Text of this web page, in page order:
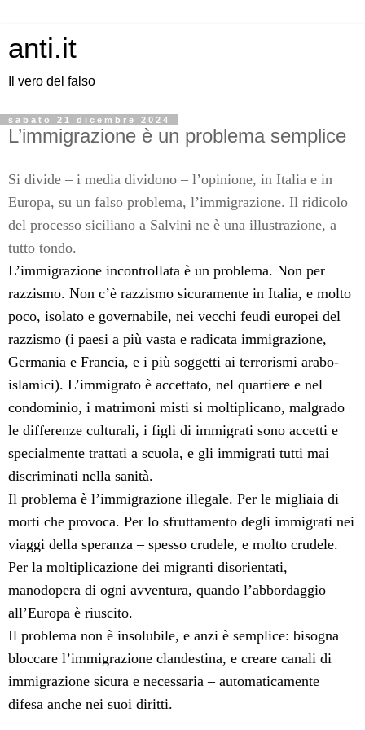
anti.it
Il vero del falso
sabato 21 dicembre 2024
L’immigrazione è un problema semplice
Si divide – i media dividono – l’opinione, in Italia e in
Europa, su un falso problema, l’immigrazione. Il ridicolo
del processo siciliano a Salvini ne è una illustrazione, a
tutto tondo.
L’immigrazione incontrollata è un problema. Non per
razzismo. Non c’è razzismo sicuramente in Italia, e molto
poco, isolato e governabile, nei vecchi feudi europei del
razzismo (i paesi a più vasta e radicata immigrazione,
Germania e Francia, e i più soggetti ai terrorismi arabo-
islamici). L’immigrato è accettato, nel quartiere e nel
condominio, i matrimoni misti si moltiplicano, malgrado
le differenze culturali, i figli di immigrati sono accetti e
specialmente trattati a scuola, e gli immigrati tutti mai
discriminati nella sanità.
Il problema è l’immigrazione illegale. Per le migliaia di
morti che provoca. Per lo sfruttamento degli immigrati nei
viaggi della speranza – spesso crudele, e molto crudele.
Per la moltiplicazione dei migranti disorientati,
manodopera di ogni avventura, quando l’abbordaggio
all’Europa è riuscito.
Il problema non è insolubile, e anzi è semplice: bisogna
bloccare l’immigrazione clandestina, e creare canali di
immigrazione sicura e necessaria – automaticamente
difesa anche nei suoi diritti.